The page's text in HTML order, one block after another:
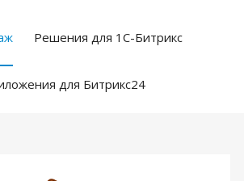
Решения для 1С-Битрикс
для Битрикс24